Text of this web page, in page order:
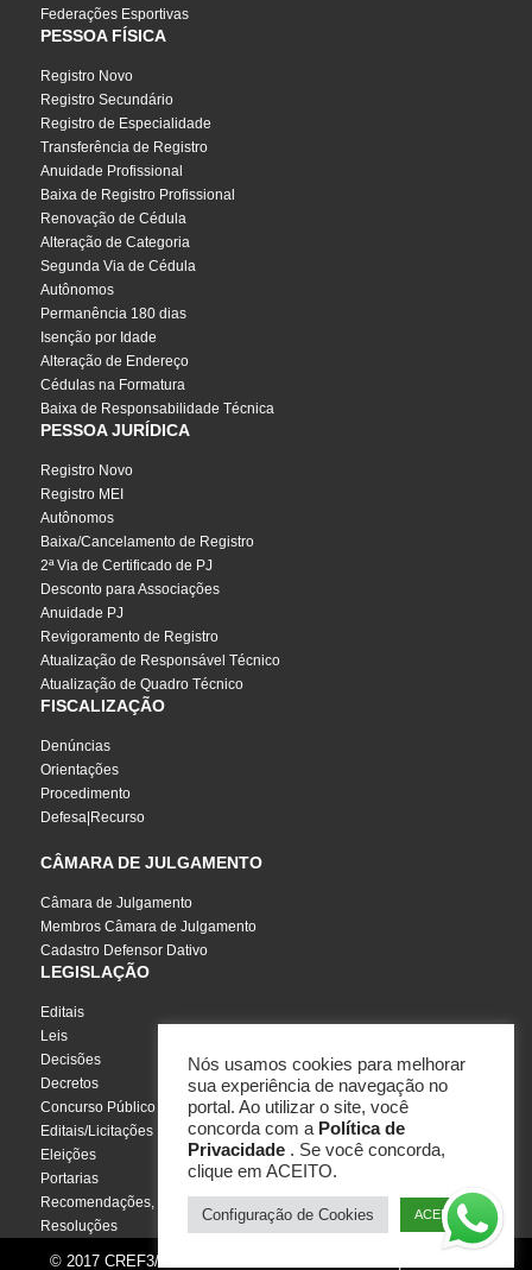
Federações Esportivas
PESSOA FÍSICA
Registro Novo
Registro Secundário
Registro de Especialidade
Transferência de Registro
Anuidade Profissional
Baixa de Registro Profissional
Renovação de Cédula
Alteração de Categoria
Segunda Via de Cédula
Autônomos
Permanência 180 dias
Isenção por Idade
Alteração de Endereço
Cédulas na Formatura
Baixa de Responsabilidade Técnica
PESSOA JURÍDICA
Registro Novo
Registro MEI
Autônomos
Baixa/Cancelamento de Registro
2ª Via de Certificado de PJ
Desconto para Associações
Anuidade PJ
Revigoramento de Registro
Atualização de Responsável Técnico
Atualização de Quadro Técnico
FISCALIZAÇÃO
Denúncias
Orientações
Procedimento
Defesa|Recurso
CÂMARA DE JULGAMENTO
Câmara de Julgamento
Membros Câmara de Julgamento
Cadastro Defensor Dativo
LEGISLAÇÃO
Editais
Leis
Decisões
Decretos
Concurso Público
Editais/Licitações
Eleições
Portarias
Recomendações, Pareceres e Notas
Resoluções
© 2017 CREF3/SC - Todos os direitos reservados | Por
Nós usamos cookies para melhorar
sua experiência de navegação no
portal. Ao utilizar o site, você
concorda com a Política de
Privacidade . Se você concorda,
clique em ACEITO.
Configuração de Cookies ACEITO